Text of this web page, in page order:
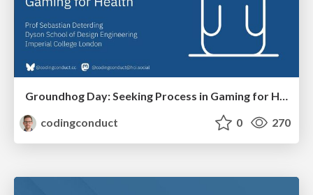
Groundhog Day: Seeking Process in Gaming for Health
codingconduct
0 270